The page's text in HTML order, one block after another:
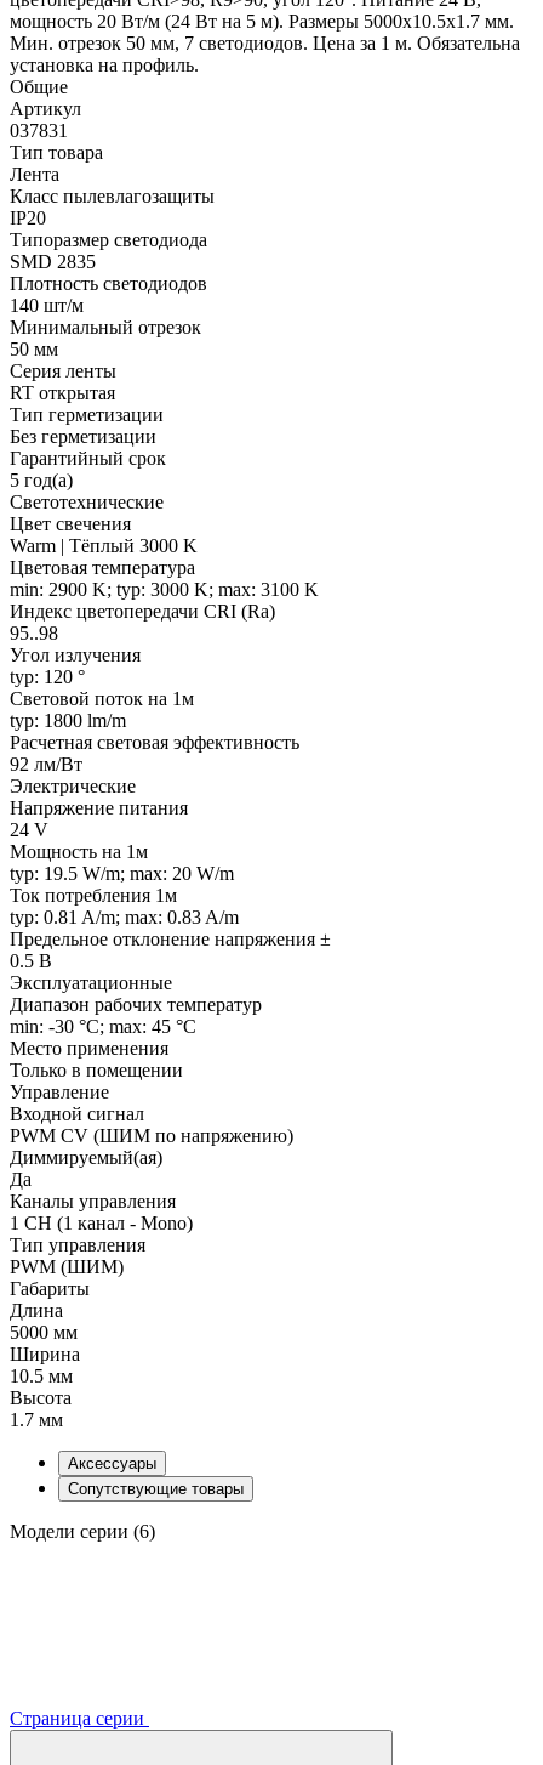
мощность 20 Вт/м (24 Вт на 5 м). Размеры 5000х10.5х1.7 мм.
Мин. отрезок 50 мм, 7 светодиодов. Цена за 1 м. Обязательна
установка на профиль.
Общие
Артикул
037831
Тип товара
Лента
Класс пылевлагозащиты
IP20
Типоразмер светодиода
SMD 2835
Плотность светодиодов
140 шт/м
Минимальный отрезок
50 мм
Серия ленты
RT открытая
Тип герметизации
Без герметизации
Гарантийный срок
5 год(а)
Светотехнические
Цвет свечения
Warm | Тёплый 3000 K
Цветовая температура
min: 2900 K; typ: 3000 K; max: 3100 K
Индекс цветопередачи CRI (Ra)
95..98
Угол излучения
typ: 120 °
Световой поток на 1м
typ: 1800 lm/m
Расчетная световая эффективность
92 лм/Вт
Электрические
Напряжение питания
24 V
Мощность на 1м
typ: 19.5 W/m; max: 20 W/m
Ток потребления 1м
typ: 0.81 A/m; max: 0.83 A/m
Предельное отклонение напряжения ±
0.5 В
Эксплуатационные
Диапазон рабочих температур
min: -30 °C; max: 45 °C
Место применения
Только в помещении
Управление
Входной сигнал
PWM СV (ШИМ по напряжению)
Диммируемый(ая)
Да
Каналы управления
1 CH (1 канал - Mono)
Тип управления
PWM (ШИМ)
Габариты
Длина
5000 мм
Ширина
10.5 мм
Высота
1.7 мм
Аксессуары
Сопутствующие товары
Модели серии (6)
Страница серии